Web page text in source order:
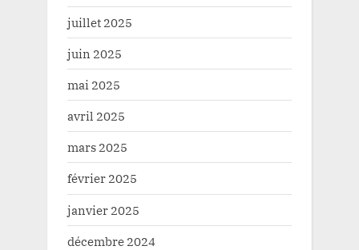
juillet 2025
juin 2025
mai 2025
avril 2025
mars 2025
février 2025
janvier 2025
décembre 2024